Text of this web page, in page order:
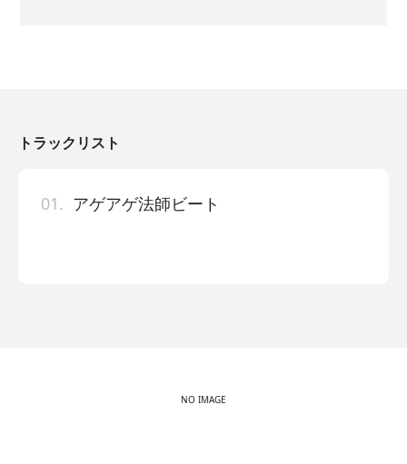
トラックリスト
01. アゲアゲ法師ビート
NO IMAGE